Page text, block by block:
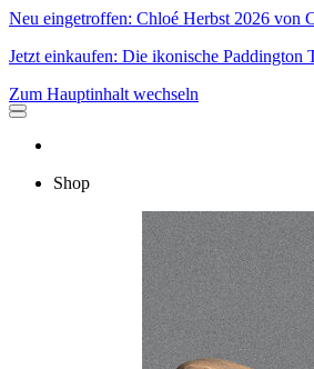
Neu eingetroffen: Chloé Herbst 2026 von
Jetzt einkaufen: Die ikonische Paddington
Zum Hauptinhalt wechseln
Shop